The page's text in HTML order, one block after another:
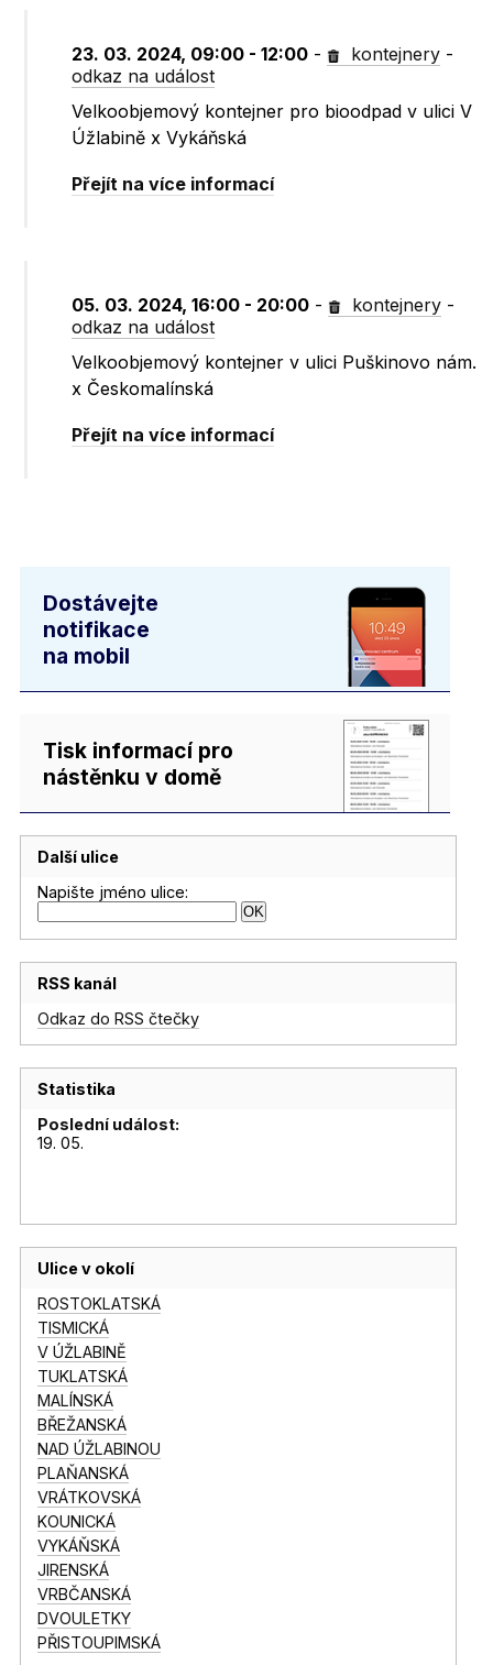
23. 03. 2024, 09:00 - 12:00 - kontejnery -
odkaz na událost
Velkoobjemový kontejner pro bioodpad v ulici V
Úžlabině x Vykáňská
Přejít na více informací
05. 03. 2024, 16:00 - 20:00 - kontejnery -
odkaz na událost
Velkoobjemový kontejner v ulici Puškinovo nám.
x Českomalínská
Přejít na více informací
Dostávejte
notifikace
na mobil
Tisk informací pro
nástěnku v domě
Další ulice
Napište jméno ulice:
RSS kanál
Odkaz do RSS čtečky
Statistika
Poslední událost:
19. 05.
Ulice v okolí
ROSTOKLATSKÁ
TISMICKÁ
V ÚŽLABINĚ
TUKLATSKÁ
MALÍNSKÁ
BŘEŽANSKÁ
NAD ÚŽLABINOU
PLAŇANSKÁ
VRÁTKOVSKÁ
KOUNICKÁ
VYKÁŇSKÁ
JIRENSKÁ
VRBČANSKÁ
DVOULETKY
PŘISTOUPIMSKÁ